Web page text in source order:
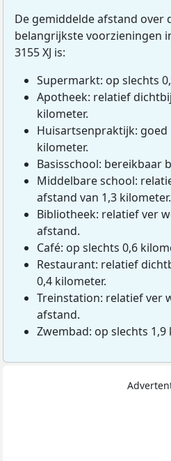
De gemiddelde afstand over
belangrijkste voorzieningen
3155 XJ is:
Supermarkt: op slechts
Apotheek: relatief
kilometer.
Huisartsenpraktijk: goed
kilometer.
Basisschool: bereikbaar
Middelbare school:
afstand van 1,3 kilometer.
Bibliotheek: relatief ver
afstand.
Café: op slechts 0,6
Restaurant: relatief
0,4 kilometer.
Treinstation: relatief ver
afstand.
Zwembad: op slechts